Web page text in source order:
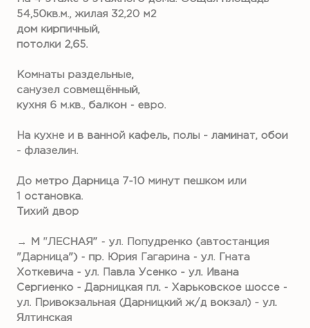
54,50кв.м., жилая 32,20 м2
дом кирпичный,
потолки 2,65.
Комнаты раздельные,
санузел совмещённый,
кухня 6 м.кв., балкон - евро.
На кухне и в ванной кафель, полы - ламинат, обои
- флазелин.
До метро Дарница 7-10 минут пешком или
1 остановка.
Тихий двор
→ М "ЛЕСНАЯ" - ул. Попудренко (автостанция
"Дарница") - пр. Юрия Гагарина - ул. Гната
Хоткевича - ул. Павла Усенко - ул. Ивана
Сергиенко - Дарницкая пл. - Харьковское шоссе -
ул. Привокзальная (Дарницкий ж/д вокзал) - ул.
Ялтинская